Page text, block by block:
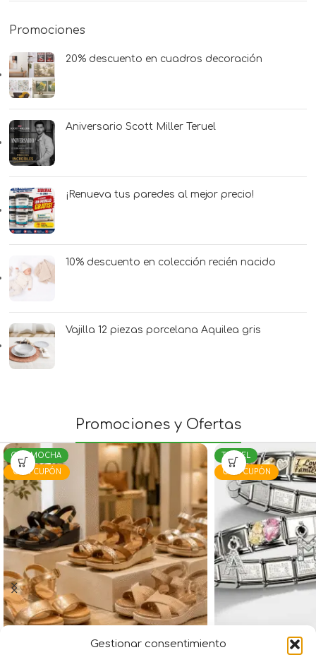
Gestionar consentimiento
Promociones
20% descuento en cuadros decoración
Aniversario Scott Miller Teruel
¡Renueva tus paredes al mejor precio!
10% descuento en colección recién nacido
Vajilla 12 piezas porcelana Aquilea gris
Promociones y Ofertas
CALAMOCHA
CON CUPÓN
TERUEL
CON CUPÓN
10%